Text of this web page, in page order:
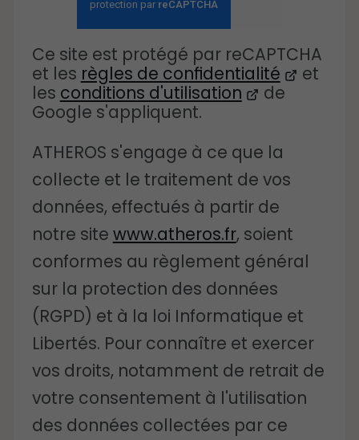
Ce site est protégé par reCAPTCHA
et les règles de confidentialité
et
les conditions d'utilisation
de
Google s'appliquent.
ATHEROS s'engage à ce que la
collecte et le traitement de vos
données, effectués à partir de
notre site www.atheros.fr, soient
conformes au règlement général
sur la protection des données
(RGPD) et à la loi Informatique et
Libertés. Pour connaître et exercer
vos droits, notamment de retrait de
votre consentement à l'utilisation
des données collectées par ce